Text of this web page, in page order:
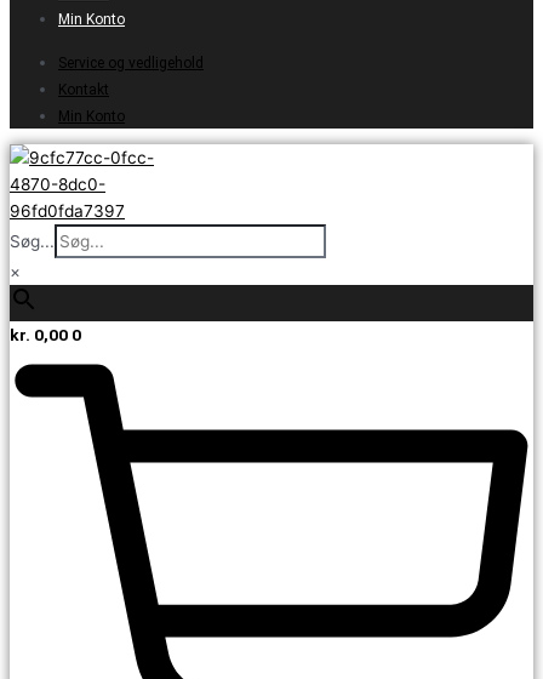
Min Konto
Service og vedligehold
Kontakt
Min Konto
Søg...
×
kr. 0,00 0